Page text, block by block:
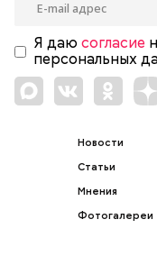
Я даю согласие
персональных
Новости
Статьи
Мнения
Фотогалереи